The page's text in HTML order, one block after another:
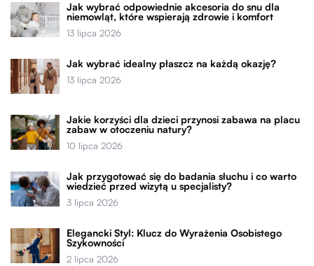
Jak wybrać odpowiednie akcesoria do snu dla
niemowląt, które wspierają zdrowie i komfort
13 lipca 2026
Jak wybrać idealny płaszcz na każdą okazję?
13 lipca 2026
Jakie korzyści dla dzieci przynosi zabawa na placu
zabaw w otoczeniu natury?
10 lipca 2026
Jak przygotować się do badania słuchu i co warto
wiedzieć przed wizytą u specjalisty?
3 lipca 2026
Elegancki Styl: Klucz do Wyrażenia Osobistego
Szykowności
2 lipca 2026